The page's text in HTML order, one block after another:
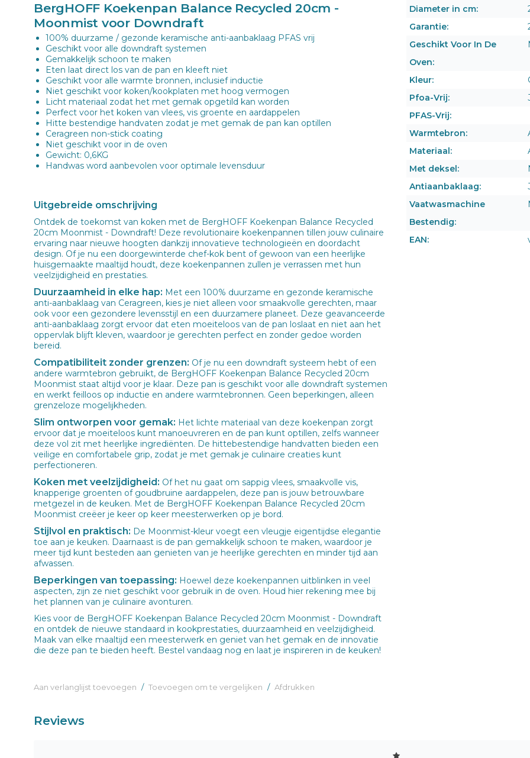
BergHOFF Koekenpan Balance Recycled 20cm -
Moonmist voor Downdraft
100% duurzame / gezonde keramische anti-aanbaklaag PFAS vrij
Geschikt voor alle downdraft systemen
Gemakkelijk schoon te maken
Eten laat direct los van de pan en kleeft niet
Geschikt voor alle warmte bronnen, inclusief inductie
Niet geschikt voor koken/kookplaten met hoog vermogen
Licht materiaal zodat het met gemak opgetild kan worden
Perfect voor het koken van vlees, vis groente en aardappelen
Hitte bestendige handvaten zodat je met gemak de pan kan optillen
Ceragreen non-stick coating
Niet geschikt voor in de oven
Gewicht: 0,6KG
Handwas word aanbevolen voor optimale levensduur
Uitgebreide omschrijving
Ontdek de toekomst van koken met de BergHOFF Koekenpan Balance Recycled
20cm Moonmist - Downdraft! Deze revolutionaire koekenpannen tillen jouw culinaire
ervaring naar nieuwe hoogten dankzij innovatieve technologieën en doordacht
design. Of je nu een doorgewinterde chef-kok bent of gewoon van een heerlijke
huisgemaakte maaltijd houdt, deze koekenpannen zullen je verrassen met hun
veelzijdigheid en prestaties.
Duurzaamheid in elke hap: Met een 100% duurzame en gezonde keramische
anti-aanbaklaag van Ceragreen, kies je niet alleen voor smaakvolle gerechten, maar
ook voor een gezondere levensstijl en een duurzamere planeet. Deze geavanceerde
anti-aanbaklaag zorgt ervoor dat eten moeiteloos van de pan loslaat en niet aan het
oppervlak blijft kleven, waardoor je gerechten perfect en zonder gedoe worden
bereid.
Compatibiliteit zonder grenzen: Of je nu een downdraft systeem hebt of een
andere warmtebron gebruikt, de BergHOFF Koekenpan Balance Recycled 20cm
Moonmist staat altijd voor je klaar. Deze pan is geschikt voor alle downdraft systemen
en werkt feilloos op inductie en andere warmtebronnen. Geen beperkingen, alleen
grenzeloze mogelijkheden.
Slim ontworpen voor gemak: Het lichte materiaal van deze koekenpan zorgt
ervoor dat je moeiteloos kunt manoeuvreren en de pan kunt optillen, zelfs wanneer
deze vol zit met heerlijke ingrediënten. De hittebestendige handvatten bieden een
veilige en comfortabele grip, zodat je met gemak je culinaire creaties kunt
perfectioneren.
Koken met veelzijdigheid: Of het nu gaat om sappig vlees, smaakvolle vis,
knapperige groenten of goudbruine aardappelen, deze pan is jouw betrouwbare
metgezel in de keuken. Met de BergHOFF Koekenpan Balance Recycled 20cm
Moonmist creëer je keer op keer meesterwerken op je bord.
Stijlvol en praktisch: De Moonmist-kleur voegt een vleugje eigentijdse elegantie
toe aan je keuken. Daarnaast is de pan gemakkelijk schoon te maken, waardoor je
meer tijd kunt besteden aan genieten van je heerlijke gerechten en minder tijd aan
afwassen.
Beperkingen van toepassing: Hoewel deze koekenpannen uitblinken in veel
aspecten, zijn ze niet geschikt voor gebruik in de oven. Houd hier rekening mee bij
het plannen van je culinaire avonturen.
Kies voor de BergHOFF Koekenpan Balance Recycled 20cm Moonmist - Downdraft
en ontdek de nieuwe standaard in kookprestaties, duurzaamheid en veelzijdigheid.
Maak van elke maaltijd een meesterwerk en geniet van het gemak en de innovatie
die deze pan te bieden heeft. Bestel vandaag nog en laat je inspireren in de keuken!
Aan verlanglijst toevoegen / Toevoegen om te vergelijken / Afdrukken
Diameter in cm:
Garantie:
Geschikt Voor In De
Oven:
Kleur:
Pfoa-Vrij:
PFAS-Vrij:
Warmtebron:
Materiaal:
Met deksel:
Antiaanbaklaag:
Vaatwasmachine
Bestendig:
EAN:
Reviews